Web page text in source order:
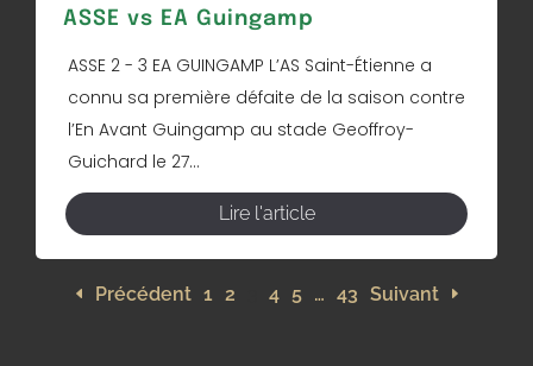
ASSE vs EA Guingamp
ASSE 2 - 3 EA GUINGAMP L’AS Saint-Étienne a
connu sa première défaite de la saison contre
l’En Avant Guingamp au stade Geoffroy-
Guichard le 27...
Lire l'article
Précédent 1 2 4 5 … 43 Suivant